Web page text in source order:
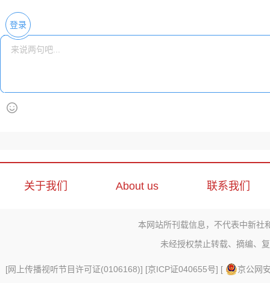
登录
关于我们 About us 联系我们
本网站所刊载信息，不代表中新社
未经授权禁止转载、摘编、
[网上传播视听节目许可证(0106168)] [京ICP证040655号] [
京公网